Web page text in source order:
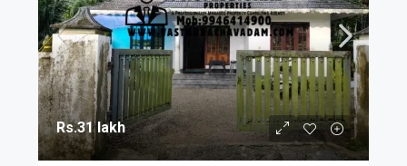
Rs.31 lakh